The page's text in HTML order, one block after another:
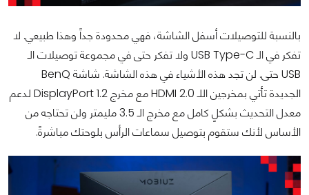
بالنسبة للتوصيلات أسفل الشاشة، فهي محدودة جداً وهذا طبيعي. لا
تفكر في الـ USB Type-C ولا تفكر حتى في مجموعة توصيلات الـ
USB حتى. لن تجد هذه الأشياء في هذه الشاشة. شاشة BenQ
الجديدة تأتي بمخرجين اللـ HDMI 2.0 مع مخرج DisplayPort 1.2 لدعم
معدل التحديث بشكلٍ كامل مع مخرج الـ 3.5 مليمتر ولن تحتاجه من
الأساس لأنك ستقوم بتوصيل سماعات الرأس بلوحتك مباشرةً.